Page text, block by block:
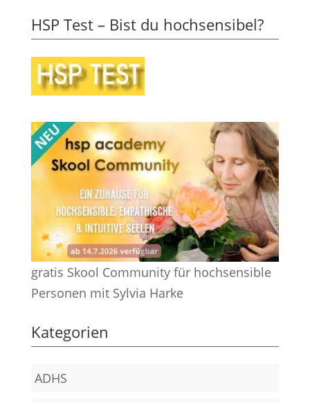
HSP Test – Bist du hochsensibel?
gratis Skool Community für hochsensible
Personen mit Sylvia Harke
Kategorien
ADHS